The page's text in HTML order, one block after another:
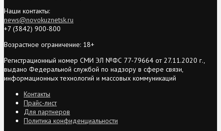
Наши контакты:
news@novokuznetsk.ru
+7 (3842) 900-800
Возрастное ограничение: 18+
Регистрационный номер СМИ ЭЛ №ФС 77-79664 от 27.11.2020 г.,
выдано Федеральной службой по надзору в сфере связи,
информационных технологий и массовых коммуникаций
Контакты
Прайс-лист
Для партнеров
Политика конфиденциальности